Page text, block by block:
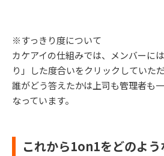
※すっきり度について
カケアイの仕組みでは、メンバーに
り」した度合いをクリックしていただ
誰がどう答えたかは上司も管理者も
なっています。
これから1on1をどのよう